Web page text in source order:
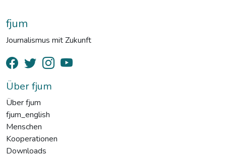
fjum
Journalismus mit Zukunft
Über fjum
Über fjum
fjum_english
Menschen
Kooperationen
Downloads